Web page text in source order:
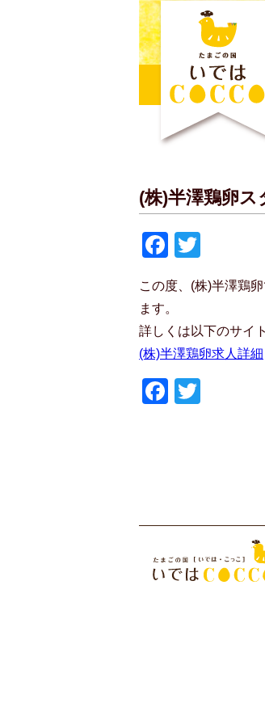
(株)半澤鶏卵
この度、(株)半澤鶏
ます。
詳しくは以下のサイ
(株)半澤鶏卵求人詳細